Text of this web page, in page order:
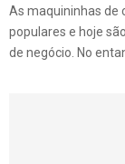
As maquininhas de
populares e hoje
de negócio. No